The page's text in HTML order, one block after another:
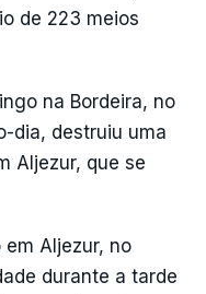
de 223 meios
na Bordeira, no
dia, destruiu uma
Aljezur, que se
Aljezur, no
durante a tarde